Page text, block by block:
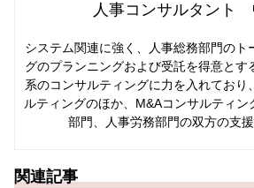
人事コンサルタント
システム関連に強く、人事総務部門のト
グのプランニングおよび受託を得意とす
系のコンサルティングに力を入れており
ルティングのほか、M&Aコンサルティ
部門、人事労務部門の双方の支援
関連記事